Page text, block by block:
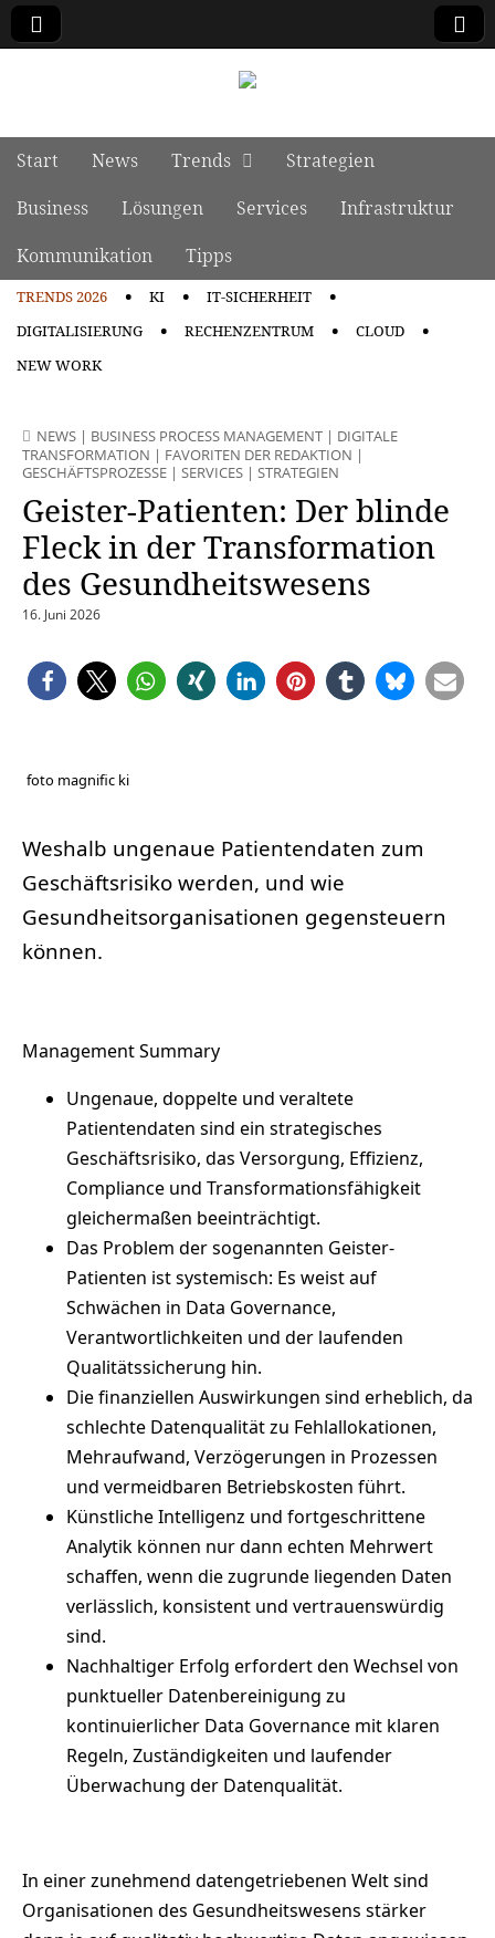
Main menu
Skip to content
Start News Trends
Strategien
Business
Lösungen Services
Infrastruktur
Kommunikation
Tipps
TRENDS 2026 KI
IT-SICHERHEIT
DIGITALISIERUNG
RECHENZENTRUM
CLOUD
NEW WORK
NEWS | BUSINESS PROCESS MANAGEMENT | DIGITALE
TRANSFORMATION | FAVORITEN DER REDAKTION |
GESCHÄFTSPROZESSE | SERVICES | STRATEGIEN
Geister-Patienten: Der blinde
Fleck in der Transformation
des Gesundheitswesens
16. Juni 2026
foto magnific ki
Weshalb ungenaue Patientendaten zum
Geschäftsrisiko werden, und wie
Gesundheitsorganisationen gegensteuern
können.
Management Summary
Ungenaue, doppelte und veraltete
Patientendaten sind ein strategisches
Geschäftsrisiko, das Versorgung, Effizienz,
Compliance und Transformationsfähigkeit
gleichermaßen beeinträchtigt.
Das Problem der sogenannten Geister-
Patienten ist systemisch: Es weist auf
Schwächen in Data Governance,
Verantwortlichkeiten und der laufenden
Qualitätssicherung hin.
Die finanziellen Auswirkungen sind erheblich, da
schlechte Datenqualität zu Fehlallokationen,
Mehraufwand, Verzögerungen in Prozessen
und vermeidbaren Betriebskosten führt.
Künstliche Intelligenz und fortgeschrittene
Analytik können nur dann echten Mehrwert
schaffen, wenn die zugrunde liegenden Daten
verlässlich, konsistent und vertrauenswürdig
sind.
Nachhaltiger Erfolg erfordert den Wechsel von
punktueller Datenbereinigung zu
kontinuierlicher Data Governance mit klaren
Regeln, Zuständigkeiten und laufender
Überwachung der Datenqualität.
In einer zunehmend datengetriebenen Welt sind
Organisationen des Gesundheitswesens stärker